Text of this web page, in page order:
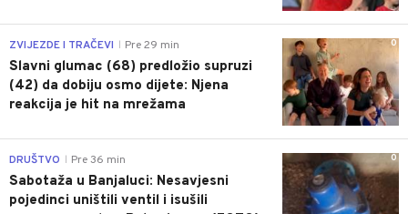
0
ZVIJEZDE I TRAČEVI Pre 29 min
Slavni glumac (68) predložio supruzi
(42) da dobiju osmo dijete: Njena
reakcija je hit na mrežama
0
DRUŠTVO Pre 36 min
Sabotaža u Banjaluci: Nesavjesni
pojedinci uništili ventil i isušili